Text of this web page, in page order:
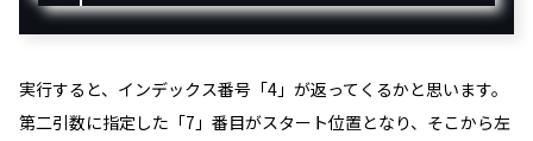
実行すると、インデックス番号「4 」が返ってくるかと思います。
第二引数に指定した「7 」番目がスタート位置となり、そこから左